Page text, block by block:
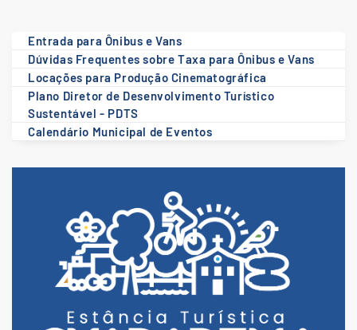
Entrada para Ônibus e Vans
Dúvidas Frequentes sobre Taxa para Ônibus e Vans
Locações para Produção Cinematográfica
Plano Diretor de Desenvolvimento Turístico
Sustentável - PDTS
Calendário Municipal de Eventos